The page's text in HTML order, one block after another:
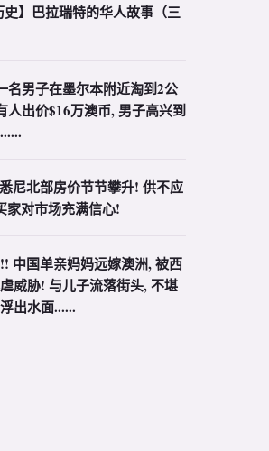
史】巴拉瑞特的华人故事（三
名男子在墨尔本附近淘到2公
人出价$16万澳币, 男子高兴到
尼北部房价节节攀升! 供不应
家对市场充满信心!
中国单亲妈妈远嫁澳洲, 被西
威胁! 与儿子流落街头, 不堪
出水面......